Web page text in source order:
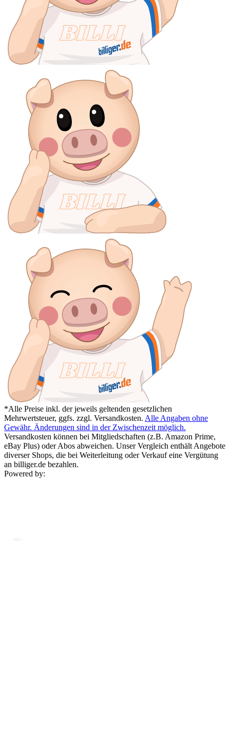
*Alle Preise inkl. der jeweils geltenden gesetzlichen
Mehrwertsteuer, ggfs. zzgl. Versandkosten. Alle Angaben ohne
Gewähr. Änderungen sind in der Zwischenzeit möglich.
Versandkosten können bei Mitgliedschaften (z.B. Amazon Prime,
eBay Plus) oder Abos abweichen. Unser Vergleich enthält Angebote
diverser Shops, die bei Weiterleitung oder Verkauf eine Vergütung
an billiger.de bezahlen.
Powered by: